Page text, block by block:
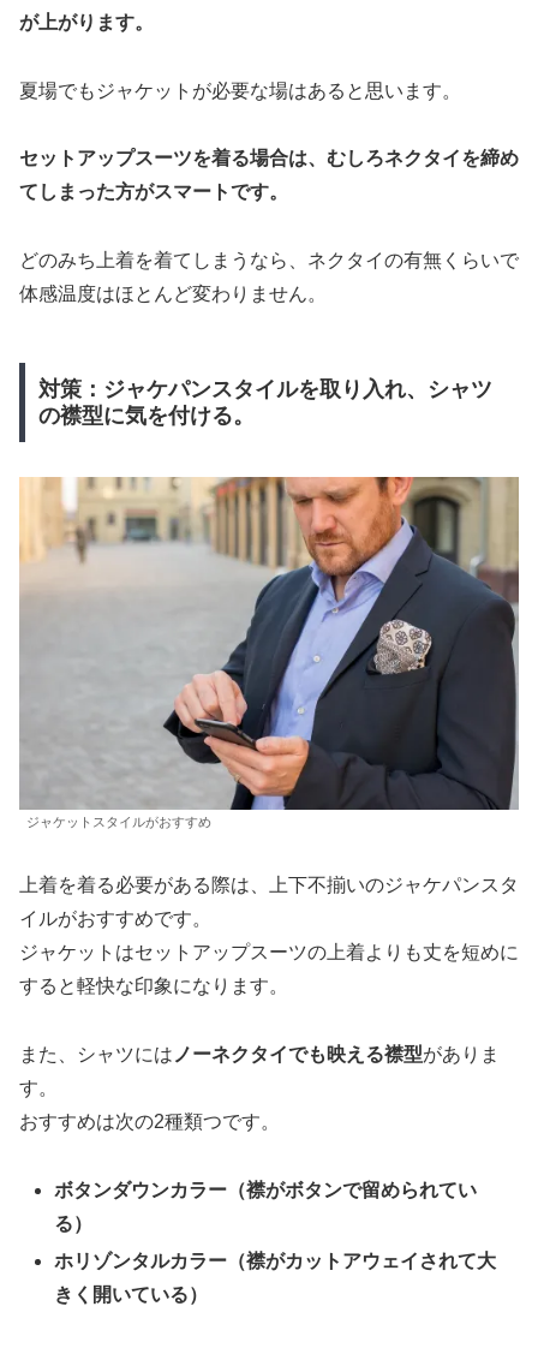
が上がります。
夏場でもジャケットが必要な場はあると思います。
セットアップスーツを着る場合は、むしろネクタイを締め
てしまった方がスマートです。
どのみち上着を着てしまうなら、ネクタイの有無くらいで
体感温度はほとんど変わりません。
対策：ジャケパンスタイルを取り入れ、シャツ
の襟型に気を付ける。
ジャケットスタイルがおすすめ
上着を着る必要がある際は、上下不揃いのジャケパンスタ
イルがおすすめです。
ジャケットはセットアップスーツの上着よりも丈を短めに
すると軽快な印象になります。
また、シャツには ノーネクタイでも映える襟型がありま
す。
おすすめは次の2種類つです。
ボタンダウンカラー（襟がボタンで留められてい
る）
ホリゾンタルカラー（襟がカットアウェイされて大
きく開いている）